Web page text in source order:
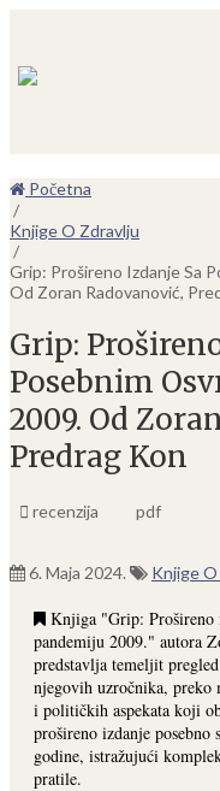
Početna
/
Knjige O Zdravlju
/
Grip: Prošireno Izdanje Sa
Od Zoran Radovanović,
Grip:
Posebnim
2009. Od
Predrag Kon
recenzija pdf
6. Maja 2024. Knjige
Knjiga "Grip: Prošireno
pandemiju 2009." autora
predstavlja temeljit
njegovih uzročnika, preko
i političkih aspekata koji
prošireno izdanje
godine, istražujući
pratile.